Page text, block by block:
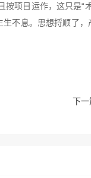
项目运作，这只是
不息。思想捋顺了
下一